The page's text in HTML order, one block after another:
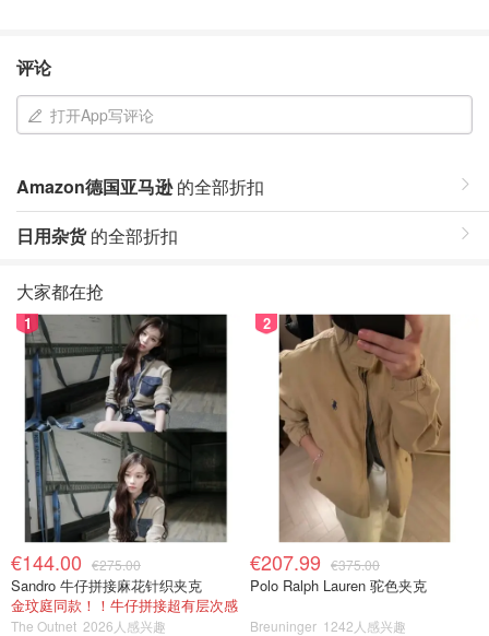
评论
打开App写评论
Amazon德国亚马逊的全部折扣
日用杂货的全部折扣
大家都在抢
1
€144.00 €275.00
Sandro 牛仔拼接麻花针织夹克
金玟庭同款！！牛仔拼接超有层次感
The Outnet 2026人感兴趣
2
€207.99 €375.00
Polo Ralph Lauren 驼色夹克
Breuninger 1242人感兴趣